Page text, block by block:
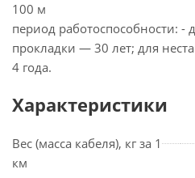
100 м
период работоспособности: -
прокладки — 30 лет; для
4 года.
Характеристики
Вес (масса кабеля), кг за 1
км